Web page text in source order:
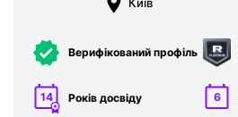
Верифікований профіль
14 Років досвіду 6